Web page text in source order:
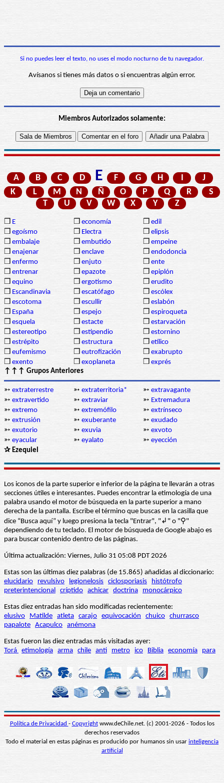
Si no puedes leer el texto, no uses el modo nocturno de tu navegador.
Avísanos si tienes más datos o si encuentras algún error.
Miembros Autorizados solamente:
A B C D E F G H I
J
K
L M N Ñ O P Q R
S
T
U V W X Y Z
❒ E ❒ economía ❒ edil
❒ egoísmo ❒ Electra ❒ elipsis
❒ embalaje ❒ embutido ❒ empeine
❒ enajenar ❒ enclave ❒ endodoncia
❒ enfermo ❒ enjuto ❒ ente
❒ entrenar ❒ epazote ❒ epiplón
❒ equino ❒ ergotismo ❒ erudito
❒ Escandinavia ❒ escatófago ❒ escólex
❒ escotoma ❒ escullir ❒ eslabón
❒ España ❒ espejo ❒ espiroqueta
❒ esquela ❒ estacte ❒ estarvación
❒ estereotipo ❒ estipendio ❒ estornino
❒ estrépito ❒ estructura ❒ etílico
❒ eufemismo ❒ eutrofización ❒ exabrupto
❒ exento ❒ exoplaneta ❒ exprés
↑↑↑ Grupos Anteriores
➳ extraterrestre ➳ extraterritoria* ➳ extravagante
➳ extravertido ➳ extraviar ➳ Extremadura
➳ extremo ➳ extremófilo ➳ extrínseco
➳ extrusión ➳ exuberante ➳ exudado
➳ exutorio ➳ exuvia ➳ exvoto
➳ eyacular ➳ eyalato ➳ eyección
✰ Ezequiel
Los iconos de la parte superior e inferior de la página te llevarán a otras
secciones útiles e interesantes. Puedes encontrar la etimología de una
palabra usando el motor de búsqueda en la parte superior a mano
derecha de la pantalla. Escribe el término que buscas en la casilla que
dice “Busca aquí” y luego presiona la tecla "Entrar", "↲" o "⚲"
dependiendo de tu teclado. El motor de búsqueda de Google abajo es
para buscar contenido dentro de las páginas.
Última actualización: Viernes, Julio 31 05:08 PDT 2026
Estas son las últimas diez palabras (de 15.865) añadidas al diccionario:
elucidario
revulsivo legionelosis ciclosporiasis
histótrofo
preterintencional críptido achicar doctrina monocárpico
Estas diez entradas han sido modificadas recientemente:
elusivo
Matilde atleta carajo equivocación chuico churrasco
papalote Acapulco anémona
Estas fueron las diez entradas más visitadas ayer:
Torá etimología arma chile anti metro ico Biblia economía para
Política de Privacidad - Copyrightwww.deChile.net. (c) 2001-2026 - Todos los
derechos reservados
Todo el material en estas páginas es producido por humanos sin usar inteligencia
artificial